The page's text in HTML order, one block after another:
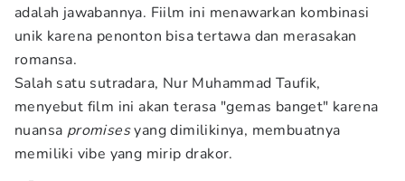
adalah jawabannya. Fiilm ini menawarkan kombinasi
unik karena penonton bisa tertawa dan merasakan
romansa.
Salah satu sutradara, Nur Muhammad Taufik,
menyebut film ini akan terasa "gemas banget" karena
nuansa promisesyang dimilikinya, membuatnya
memiliki vibe yang mirip drakor.